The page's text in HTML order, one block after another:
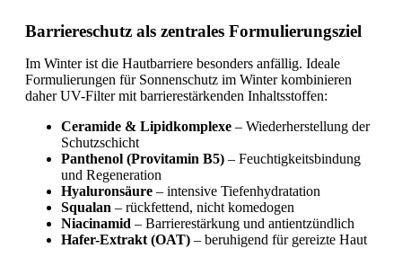
Barriereschutz als zentrales Formulierungsziel
Im Winter ist die Hautbarriere besonders anfällig. Ideale
Formulierungen für Sonnenschutz im Winter kombinieren
daher UV-Filter mit barrierestärkenden Inhaltsstoffen:
Ceramide & Lipidkomplexe – Wiederherstellung der
Schutzschicht
Panthenol (Provitamin B5) – Feuchtigkeitsbindung
und Regeneration
Hyaluronsäure – intensive Tiefenhydratation
Squalan – rückfettend, nicht komedogen
Niacinamid – Barrierestärkung und antientzündlich
Hafer-Extrakt (OAT) – beruhigend für gereizte Haut